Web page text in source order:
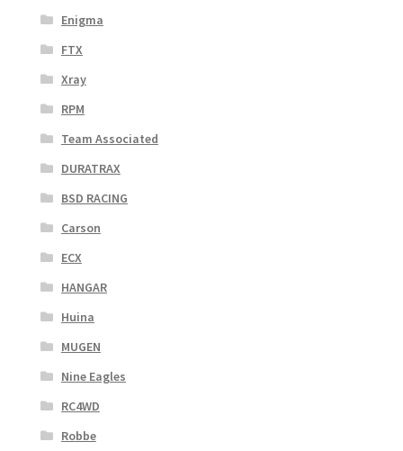
Enigma
FTX
Xray
RPM
Team Associated
DURATRAX
BSD RACING
Carson
ECX
HANGAR
Huina
MUGEN
Nine Eagles
RC4WD
Robbe